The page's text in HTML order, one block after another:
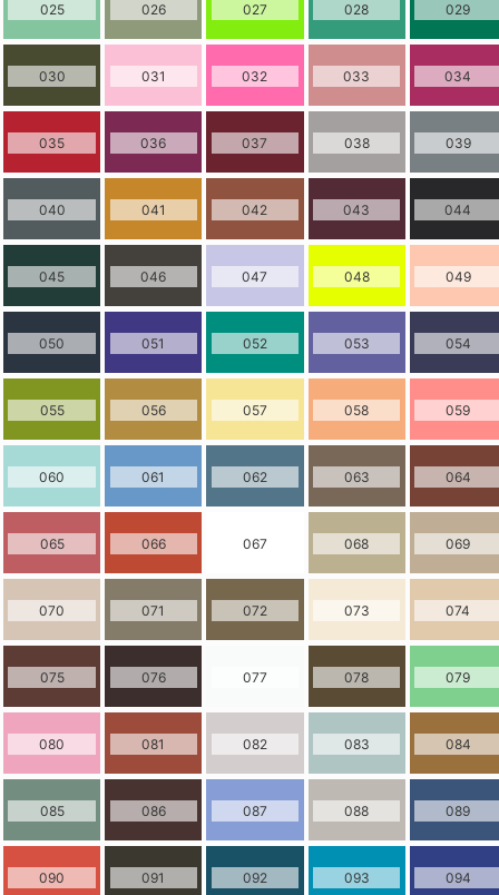
025 026 027 028 029
030 031 032 033 034
035 036 037 038 039
040 041 042 043 044
045 046 047 048 049
050 051 052 053 054
055 056 057 058 059
060 061 062 063 064
065 066 067 068 069
070 071 072 073 074
075 076 077 078 079
080 081 082 083 084
085 086 087 088 089
090 091 092 093 094